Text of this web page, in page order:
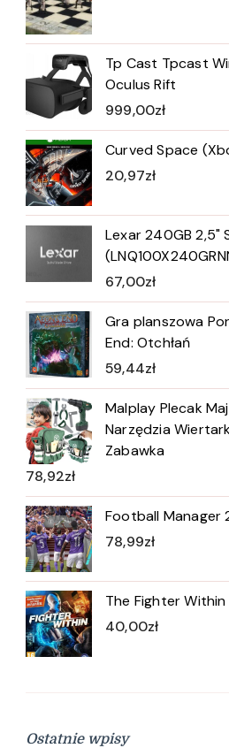
Tp Cast Tpcast
Oculus Rift
999,00zł
Curved Space
20,97zł
Lexar 240GB 2,5"
67,00zł
Gra planszowa
End: Otchłań
59,44zł
Malplay Plecak
Narzędzia
Zabawka
78,92zł
Football Manager
78,99zł
The Fighter
40,00zł
Ostatnie wpisy